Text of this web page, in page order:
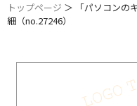
トップページ ＞ 「パソコンの
細（no.27246）